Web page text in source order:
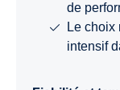
de
Le choix
intensif